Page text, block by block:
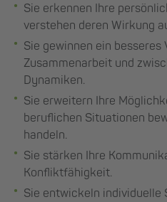
Sie erkennen Ihre
verstehen deren Wirkung
Sie gewinnen ein besseres
Zusammenarbeit und
Dynamiken.
Sie erweitern Ihre
beruflichen Situationen
handeln.
Sie stärken Ihre
Konfliktfähigkeit.
Sie entwickeln individuelle